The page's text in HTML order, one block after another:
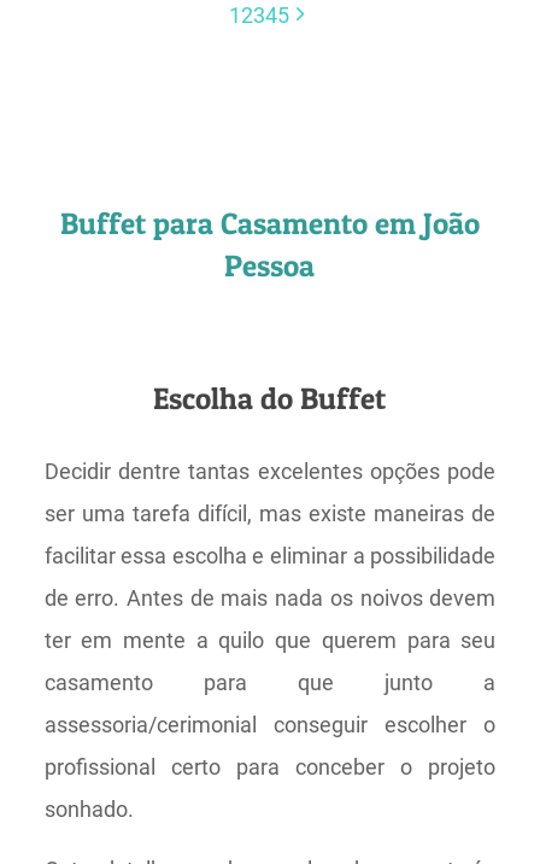
12345
Buffet para Casamento em João
Pessoa
Escolha do Buffet
Decidir dentre tantas excelentes opções pode
ser uma tarefa difícil, mas existe maneiras de
facilitar essa escolha e eliminar a possibilidade
de erro. Antes de mais nada os noivos devem
ter em mente a quilo que querem para seu
casamento para que junto a
assessoria/cerimonial conseguir escolher o
profissional certo para conceber o projeto
sonhado.